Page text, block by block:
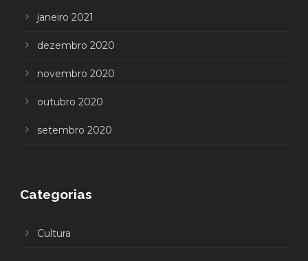
janeiro 2021
dezembro 2020
novembro 2020
outubro 2020
setembro 2020
Categorias
Cultura